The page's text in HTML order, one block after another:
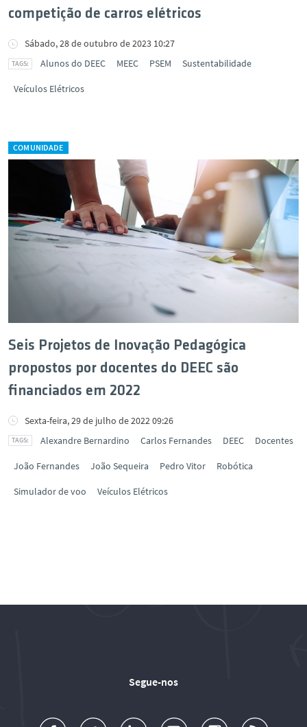
competição de carros elétricos
Sábado, 28 de outubro de 2023 10:27
Alunos do DEEC
MEEC PSEM Sustentabilidade
Veículos Elétricos
COMUNIDADE
Seis Projetos de Inovação Pedagógica
propostos por docentes do DEEC são
financiados em 2022
Sexta-feira, 29 de julho de 2022 09:26
Alexandre Bernardino
Carlos Fernandes DEEC Docentes
João Fernandes João Sequeira Pedro Vitor Robótica
Simulador de voo Veículos Elétricos
Segue-nos